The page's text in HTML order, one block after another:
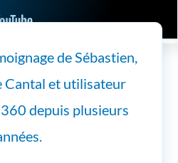
de Sébastien,
Cantal et utilisateur
depuis plusieurs